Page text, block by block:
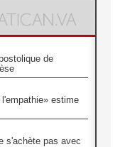
de
estime
s'achète pas avec